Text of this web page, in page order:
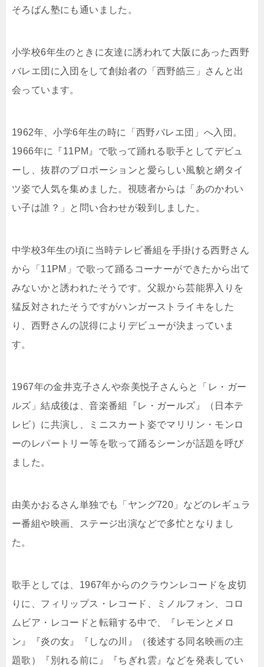
そろばん塾にも通いました。
小学校6年生のときに友達に誘われて大阪にあった西野
バレエ団に入団をして創始者の「西野皓三」さんと出
会っています。
1962年、小学6年生の時に「西野バレエ団」へ入団。
1966年に『11PM』で歌って踊れる歌手としてデビュ
ーし、抜群のプロポーションと愛らしい風貌と網タイ
ツ姿で人気を集めました。視聴者からは「あのかわい
い子は誰？」と問い合わせが殺到しました。
中学校3年生の頃に当時テレビ番組を手掛ける西野さん
から「11PM」で歌って踊るコーナーができたから出て
みないかと誘われたそうです。父親から芸能界入りを
猛反対されたそうですがハンガーストライキをした
り、西野さんの説得によりデビューが決まっていま
す。
1967年の金井克子さんや奈美悦子さんらと「レ・ガー
ルズ」結成後は、音楽番組『レ・ガールズ』（日本テ
レビ）に共演し、ミニスカート姿でマリリン・モンロ
ーのレパートリー等を歌って踊るシーンが話題を呼び
ました。
由美かおるさん単独でも「ヤング720」などのレギュラ
ー番組や映画、ステージ出演などで多忙となりまし
た。
歌手としては、1967年からのクラウンレコードを皮切
りに、フィリップス・レコード、ミノルフォン、コロ
ムビア・レコードと転籍する中で、『レモンとメロ
ン』『炎の女』『しなの川』（後述する同名映画の主
題歌）『別れる前に』『ちぎれ雲』などを発表してい